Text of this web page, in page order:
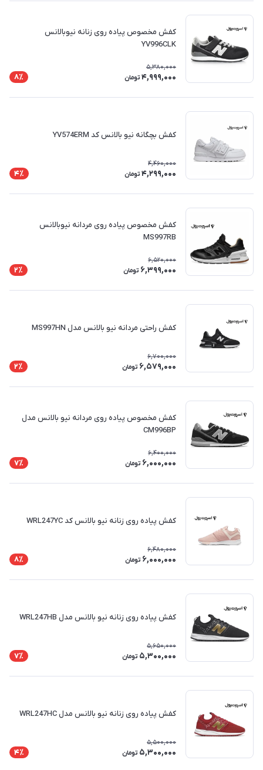
کفش مخصوص پیاده روی زنانه نیوبالانس
YV996CLK
5,380,000
4,999,000 تومان 8٪
کفش بچگانه نیو بالانس کد YV574ERM
4,460,000
4,299,000 تومان 4٪
کفش مخصوص پیاده روی مردانه نیوبالانس
MS997RB
6,520,000
6,399,000 تومان 2٪
کفش راحتی مردانه نیو بالانس مدل MS997HN
6,700,000
6,579,000 تومان 2٪
کفش مخصوص پیاده روی مردانه نیو بالانس مدل
CM996BP
6,400,000
6,000,000 تومان 7٪
کفش پیاده روی زنانه نیو بالانس کد WRL247YC
6,480,000
6,000,000 تومان 8٪
کفش پیاده روی زنانه نیو بالانس مدل WRL247HB
5,650,000
5,300,000 تومان 7٪
کفش پیاده روی زنانه نیو بالانس مدل WRL247HC
5,500,000
5,300,000 تومان 4٪